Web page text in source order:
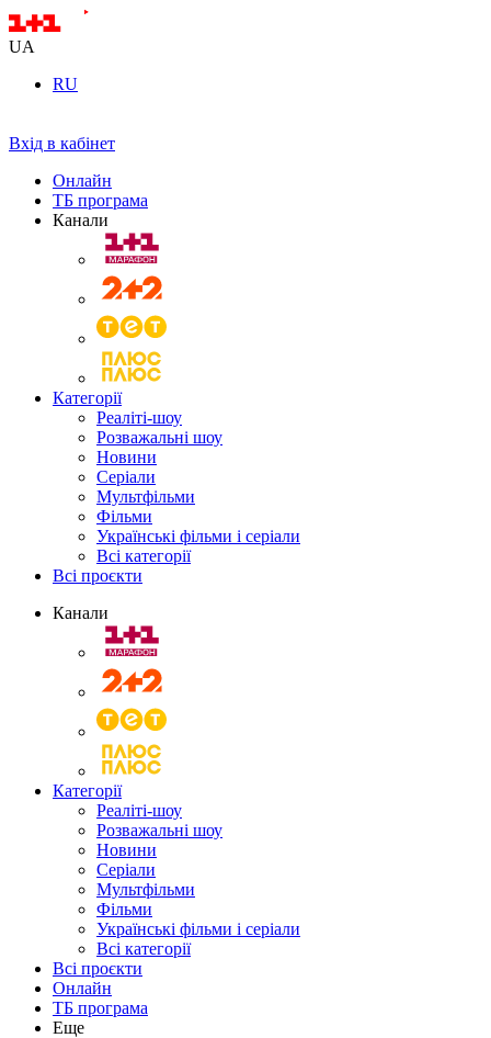
UA
RU
Вхід в кабінет
Онлайн
ТБ програма
Канали
Категорії
Реаліті-шоу
Розважальні шоу
Новини
Серіали
Мультфільми
Фільми
Українські фільми і серіали
Всі категорії
Всі проєкти
Канали
Категорії
Реаліті-шоу
Розважальні шоу
Новини
Серіали
Мультфільми
Фільми
Українські фільми і серіали
Всі категорії
Всі проєкти
Онлайн
ТБ програма
Еще